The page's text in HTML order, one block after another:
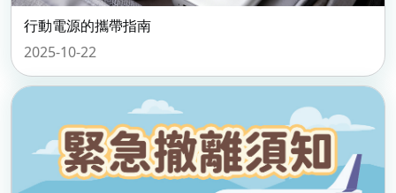
行動電源的攜帶指南
2025-10-22